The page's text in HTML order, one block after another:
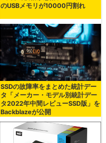
のUSBメモリが10000円割れ
SSDの故障率をまとめた統計デー
タ「メーカー・モデル別統計デー
タ2022年中間レビューSSD版」を
Backblazeが公開